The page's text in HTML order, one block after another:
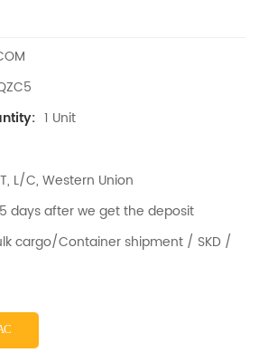
1 Unit
L/C, Western Union
days after we get the deposit
cargo/Container shipment / SKD /